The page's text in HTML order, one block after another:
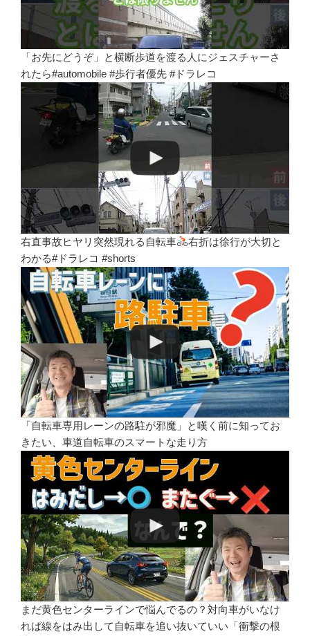
「お先にどうぞ」と横断歩道を渡る人にジェスチャーさ
れたら#automobile #歩行者優先 #ドラレコ
右直事故ヒヤリ突然現れる自転車
右折は徐行が大切と
わかる#ドラレコ #shorts
「自転車専用レーンの路駐が邪魔」と嘆く前に知ってお
きたい、車道自転車のスマートな走り方
まだ黄色センターラインで悩んでるの？対向車がいなけ
れば線をはみ出して自転車を追い抜いていい「衝撃の根